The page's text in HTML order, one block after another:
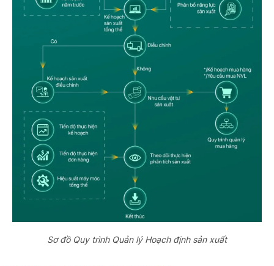
Sơ đồ Quy trình Quản lý Hoạch định sản xuất